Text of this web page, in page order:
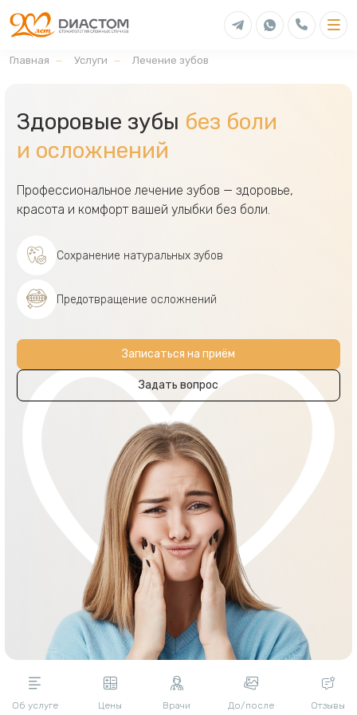
Главная Услуги Лечение зубов
Здоровые зубы без боли
и осложнений
Профессиональное лечение зубов — здоровье,
красота и комфорт вашей улыбки без боли.
Сохранение натуральных зубов
Предотвращение осложнений
Записаться на приём
Задать вопрос
Об услуге Цены Врачи До/после Отзывы